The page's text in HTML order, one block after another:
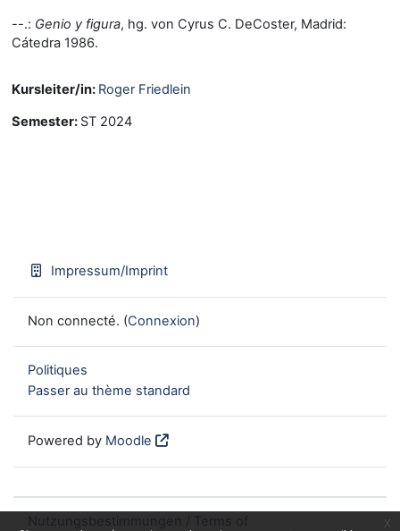
--.: Genio y figura, hg. von Cyrus C. DeCoster, Madrid:
Cátedra 1986.
Kursleiter/in: Roger Friedlein
Semester: ST 2024
Impressum/Imprint
Non connecté. (Connexion)
Politiques
Passer au thème standard
Powered by Moodle